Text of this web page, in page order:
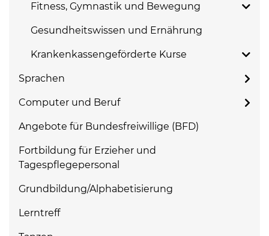
Fitness, Gymnastik und Bewegung
Gesundheitswissen und Ernährung
Krankenkassengeförderte Kurse
Sprachen
Computer und Beruf
Angebote für Bundesfreiwillige (BFD)
Fortbildung für Erzieher und
Tagespflegepersonal
Grundbildung/Alphabetisierung
Lerntreff